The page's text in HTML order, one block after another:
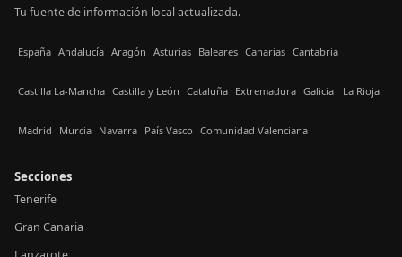
Tu fuente de información local actualizada.
España Andalucía Aragón Asturias Baleares Canarias Cantabria
Castilla La-Mancha Castilla y León Cataluña Extremadura Galicia La Rioja
Madrid Murcia Navarra País Vasco Comunidad Valenciana
Secciones
Tenerife
Gran Canaria